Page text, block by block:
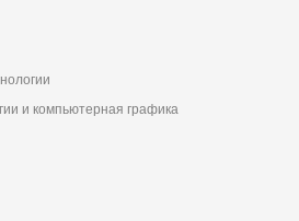
и компьютерная графика